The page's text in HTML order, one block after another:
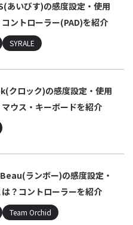
あいびす)の感度設定・使用
ントローラー(PAD)を紹介
SYRALE
クロック)の感度設定・使用
ウス・キーボードを紹介
ランボー)の感度設定・
？コントローラーを紹介
Team Orchid